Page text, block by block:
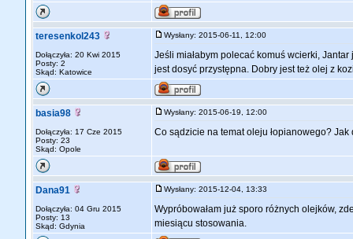
teresenkol243
Dołączyła: 20 Kwi 2015
Posty: 2
Skąd: Katowice
Wysłany: 2015-06-11, 12:00
Jeśli miałabym polecać komuś wcierki,
jest dosyć przystępna. Dobry jest też olej z
basia98
Dołączyła: 17 Cze 2015
Posty: 23
Skąd: Opole
Wysłany: 2015-06-19, 12:00
Co sądzicie na temat oleju łopianowego? Jak
Dana91
Dołączyła: 04 Gru 2015
Posty: 13
Skąd: Gdynia
Wysłany: 2015-12-04, 13:33
Wypróbowałam już sporo różnych olejków,
miesiącu stosowania.